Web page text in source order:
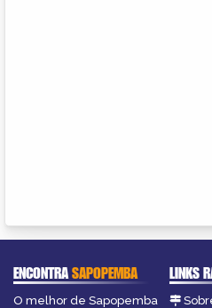
ENCONTRASAPOPEMBA
O melhor de Sapopemba
LINKS